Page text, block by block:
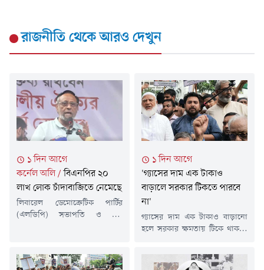
রাজনীতিথেকে আরও দেখুন
১ দিন আগে
কর্নেল অলি/বিএনপির ২০
লাখ লোক চাঁদাবাজিতে নেমেছে
লিবারেল ডেমোক্রেটিক পার্টির
(এলডিপি) সভাপতি ও বীর
বিভিন্ন বাসস্ট্যান্ড, ট্যাক্সি স্ট্যান্ড ও
১ দিন আগে
'গ্যাসের দাম এক টাকাও
বাড়ালে সরকার টিকতে পারবে
না'
গ্যাসের দাম এক টাকাও বাড়ানো
হলে সরকার ক্ষমতায় টিকে থাকতে
জাতীয় নাগরিক পার্টির (এনসিপি)
আহ্বায়ক ও বিরোধীদলীয় হুইপ